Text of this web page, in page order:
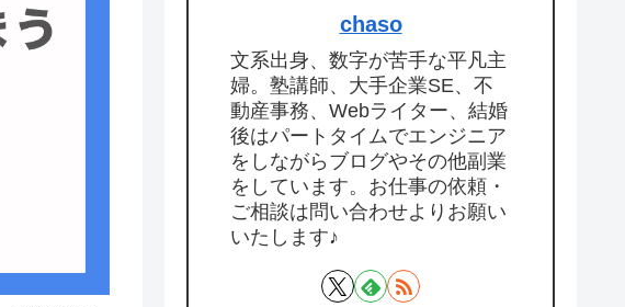
chaso
文系出身、数字が苦手な平凡主
婦。塾講師、大手企業SE、不
動産事務、Webライター、結婚
後はパートタイムでエンジニア
をしながらブログやその他副業
をしています。お仕事の依頼・
ご相談は問い合わせよりお願い
いたします♪